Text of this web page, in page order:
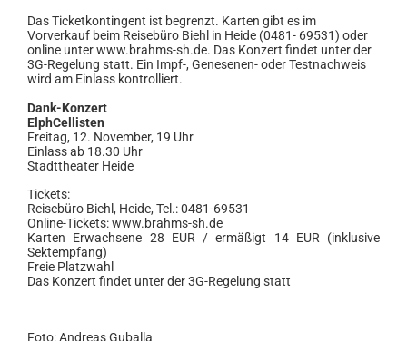
Das Ticketkontingent ist begrenzt. Karten gibt es im
Vorverkauf beim Reisebüro Biehl in Heide (0481- 69531) oder
online unterwww.brahms-sh.de. Das Konzert findet unter der
3G-Regelung statt. Ein Impf-, Genesenen- oder Testnachweis
wird am Einlass kontrolliert.
Dank-Konzert
ElphCellisten
Freitag, 12. November, 19 Uhr
Einlass ab 18.30 Uhr
Stadttheater Heide
Tickets:
Reisebüro Biehl, Heide, Tel.: 0481-69531
Online-Tickets: www.brahms-sh.de
Karten Erwachsene 28 EUR / ermäßigt 14 EUR (inklusive
Sektempfang)
Freie Platzwahl
Das Konzert findet unter der 3G-Regelung statt
Foto: Andreas Guballa